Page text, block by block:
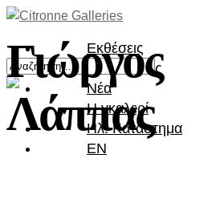
Εκθέσεις
Καλλιτέχνες
Νέα
Η γκαλερί
Ηλ. Κατάστημα
EN
Γιώργος
Λάππας